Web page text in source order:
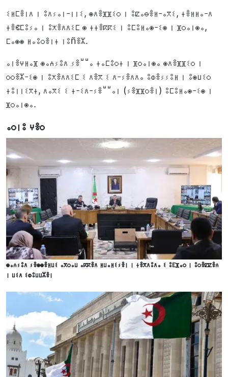
ⵉⵍⵎⴻⵏⴷ ⵏ ⵓⴷⵢⴰⵏ-ⵏⵏⵉ, ⵙⴷⴻⴼⴼⵉⵔ ⵏ ⵓⵇⴰⴱⴻⵍ-ⴰⴳⵉ, ⵜⴻⵍⵍⴰ-ⴷ
ⵜⴻⵞⵎⵓⵢⴰ ⵏ ⵓⵅⴻⴷⴷⵉⵎ ⵙ ⵜⵜⴻⴽⴽⵉ ⵏ ⵓⵎⵓⵍⴰⵙ-ⵉⵙ ⵏ ⴼⵔⴰⵏⵙⴰ,
ⵎⴰⵙⵙ ⵍⴰⵓⵔⴻⵏⵜ ⵏⵓñⴻⵣ.
ⴰⵏⴻⵖⵍⴰⴼ ⵙⴰⵄⵢⵓⴷ ⵢⴻⵯⵯⴰ ⵜⴰⵎⵓⵔⵜ ⵏ ⴼⵔⴰⵏⵙⴰ ⵙⴷⴻⴼⴼⵉⵔ ⵏ
ⵔⵔⴻⵣ-ⵉⵙ ⵏ ⵓⵅⴻⴷⴷⵉⵎ ⵉ ⴷⴻⴳ ⵉ ⴷ-ⵢⴻⴷⴷⴰ ⵓⵀⴻⵢⵢⵓⵍ ⵏ ⵓⵙⵡⵉⵔ
ⵜⵓⵏⵏⵉⴳⵜ, ⴷⴰⴳⵉ ⵉ ⵜ-ⵉⴷ-ⵢⴻⵯⵯⴰⵏ (ⵢⴻⴼⴼⵔⴻⵏ) ⵓⵎⵓⵍⴰⵙ-ⵉⵙ ⵏ
ⴼⵔⴰⵏⵙⴰ.
ⴰⵔⵏⵓ ⵖⴻⵔ
ⵙⴰⵄⵢⵓⴷ ⵢⴻⵙⵙⴻⵍⵡⵉ ⴰⴳⵔⴰⵡ ⴰⴽⴽⴻⴷ ⵍⵡⴰⵍⵉⵢⴻⵏ ⵏ ⵜⴻⴳⴷⵓⴷⴰ ⵉ ⵓⴹⴼⴰⵔ ⵏ ⵓⵔⴻⵇⵇⴻⵄ
ⵏ ⵡⵉⴷ ⵉⵀⵓⵡⵡⵣⴻⵏ